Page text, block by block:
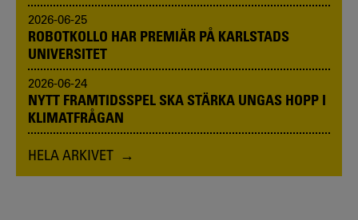
2026-06-25
ROBOTKOLLO HAR PREMIÄR PÅ KARLSTADS
UNIVERSITET
2026-06-24
NYTT FRAMTIDSSPEL SKA STÄRKA UNGAS HOPP I
KLIMATFRÅGAN
HELA ARKIVET